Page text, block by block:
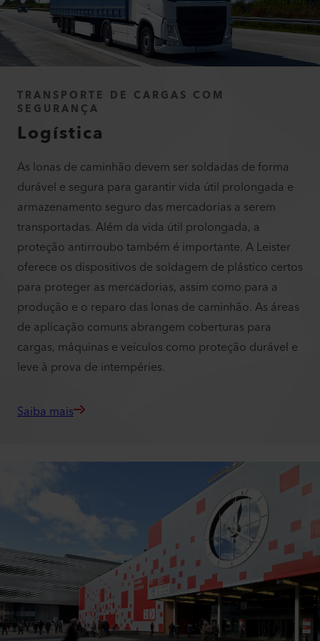
TRANSPORTE DE CARGAS COM
SEGURANÇA
Logística
As lonas de caminhão devem ser soldadas de forma
durável e segura para garantir vida útil prolongada e
armazenamento seguro das mercadorias a serem
transportadas. Além da vida útil prolongada, a
proteção antirroubo também é importante. A Leister
oferece os dispositivos de soldagem de plástico certos
para proteger as mercadorias, assim como para a
produção e o reparo das lonas de caminhão. As áreas
de aplicação comuns abrangem coberturas para
cargas, máquinas e veículos como proteção durável e
leve à prova de intempéries.
Saiba mais